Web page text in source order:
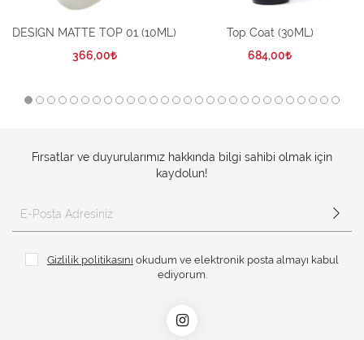
DESIGN MATTE TOP 01 (10ML)
366,00
Top Coat (30ML)
684,00
Fırsatlar ve duyurularımız hakkında bilgi sahibi olmak için
kaydolun!
Gizlilik politikasını okudum ve elektronik posta almayı kabul
ediyorum.